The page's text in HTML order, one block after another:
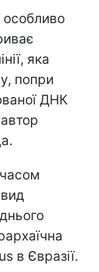
особливо
яка
попри
ДНК
в Євразії.